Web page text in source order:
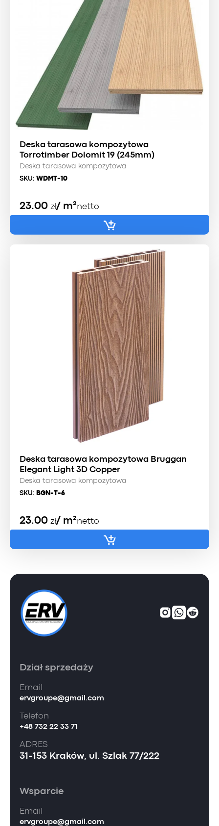
Deska tarasowa kompozytowa
Torrotimber Dolomit 19 (245mm)
Deska tarasowa kompozytowa
SKU: WDMT-10
23.00 zł/ m²netto
Deska tarasowa kompozytowa Bruggan
Elegant Light 3D Copper
Deska tarasowa kompozytowa
SKU: BGN-T-6
23.00 zł/ m²netto
Dział sprzedaży
Email
ervgroupe@gmail.com
Telefon
+48 732 22 33 71
ADRES
31-153 Kraków, ul. Szlak 77/222
Wsparcie
Email
ervgroupe@gmail.com